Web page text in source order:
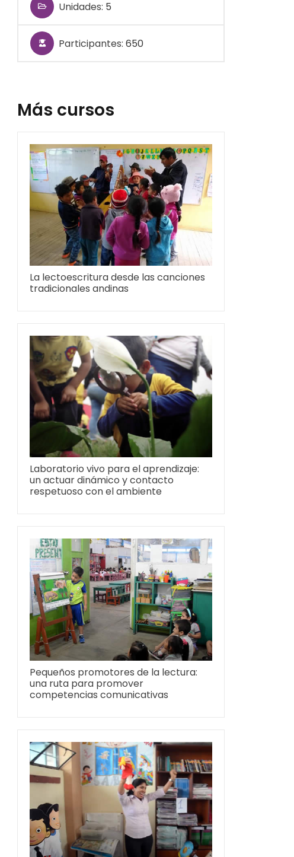
Unidades: 5
Participantes: 650
Más cursos
La lectoescritura desde las canciones
tradicionales andinas
Laboratorio vivo para el aprendizaje:
un actuar dinámico y contacto
respetuoso con el ambiente
Pequeños promotores de la lectura:
una ruta para promover
competencias comunicativas